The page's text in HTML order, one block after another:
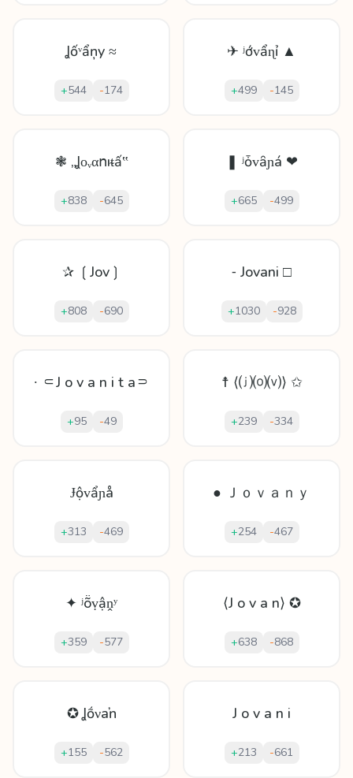
Ʝốᵛẩņy ≈
+544 -174
✈ ʲớᴠẩɳỉ ▲
+499 -145
❃ „Ʝᴏᵥαոıᵵấ‟
+838 -645
❚ ʲȱᴠȃɲá ❤
+665 -499
✰ ❲Jov❳
+808 -690
⁃ Jovani □
+1030 -928
∙ ⸦J o v a n i t a⸧
+95 -49
☨ ⟨⒥⒪⒱⟩ ✩
+239 -334
Ɉộᴠẩɲå
+313 -469
● Ｊｏｖａｎｙ
+254 -467
✦ ʲṏṿậṋʸ
+359 -577
⟨J o v a n⟩ ✪
+638 -868
✪ Ʝṍνaŉ
+155 -562
J o v a n i
+213 -661